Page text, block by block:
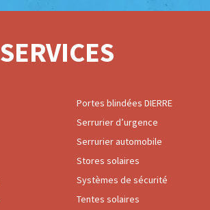
SERVICES
Portes blindées DIERRE
Serrurier d’urgence
Serrurier automobile
Stores solaires
Systèmes de sécurité
Tentes solaires